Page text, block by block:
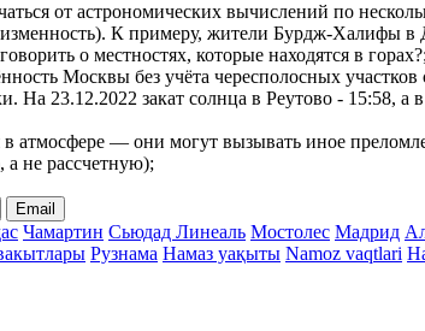
от астрономических вычислений по
К примеру, жители Бурдж-Халифы в
о местностях, которые находятся в горах?;
Москвы без учёта чересполосных
На 23.12.2022 закат солнца в Реутово - 15:58,
— они могут вызывать иное
, а не рассчетную);
Email
Чамартин Сьюдад Линеаль Мостолес Мадрид
Рузнама Намаз уақыты Namoz vaqtlari